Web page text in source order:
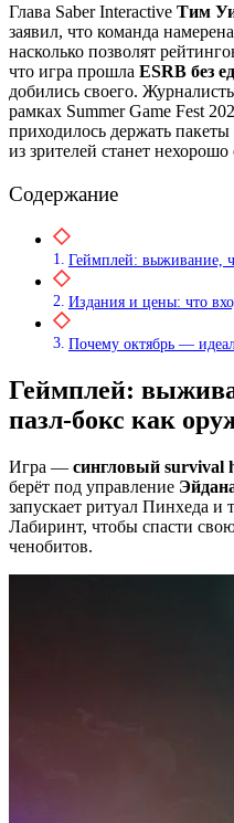
Глава Saber Interactive Тим
заявил, что команда
насколько позволят
что игра прошла ESRB без
добились своего.
рамках Summer Game Fest
приходилось держать
из зрителей станет
Содержание
Геймплей: выживание,
Издания и цены: что
Почему октябрь —
Геймплей:
пазл-бокс как
Игра — сингловый survival
берёт под управление
запускает ритуал Пинхеда и
Лабиринт, чтобы спасти
ченобитов.